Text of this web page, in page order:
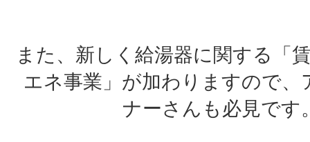
また、新しく給湯器に関する「
エネ事業」が加わりますので、
ナーさんも必見です